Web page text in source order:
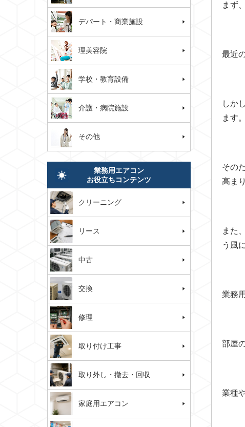
まず
最近
しか
ます。
その
高ま
また
う風
業務
部屋
業種
デパート・商業施設
理美容院
学校・教育設備
介護・病院施設
その他
業務用エアコン
お役立ちコンテンツ
クリーニング
リース
中古
交換
修理
取り付け工事
取り外し・撤去・回収
家庭用エアコン